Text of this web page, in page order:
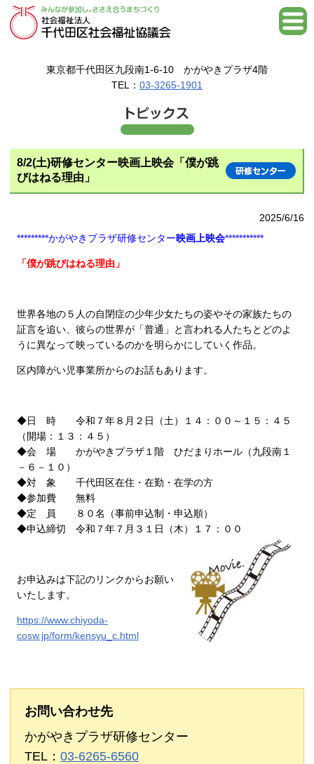
東京都千代田区九段南1-6-10 かがやきプラザ4階
TEL： 03-3265-1901
8/2(土)研修センター映画上映会「僕が跳
びはねる理由」
2025/6/16
*********かがやきプラザ研修センター映画上映会***********
「僕が跳びはねる理由」
世界各地の５人の自閉症の少年少女たちの姿やその家族たちの
証言を追い、彼らの世界が「普通」と言われる人たちとどのよ
うに異なって映っているのかを明らかにしていく作品。
区内障がい児事業所からのお話もあります。
◆日 時 令和７年８月２日（土）１４：００～１５：４５
（開場：１３：４５）
◆会 場 かがやきプラザ１階 ひだまりホール（九段南１
－６－１０）
◆対 象 千代田区在住・在勤・在学の方
◆参加費 無料
◆定 員 ８０名（事前申込制・申込順）
◆申込締切 令和７年７月３１日（木）１７：００
お申込みは下記のリンクからお願い
いたします。
https://www.chiyoda-
cosw.jp/form/kensyu_c.html
お問い合わせ先
かがやきプラザ研修センター
TEL： 03-6265-6560